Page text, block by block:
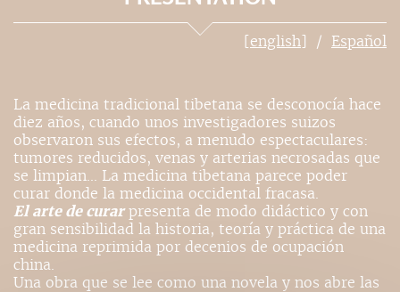
[english] Español
La medicina tradicional tibetana se desconocía hace
diez años, cuando unos investigadores suizos
observaron sus efectos, a menudo espectaculares:
tumores reducidos, venas y arterias necrosadas que
se limpian... La medicina tibetana parece poder
curar donde la medicina occidental fracasa.
El arte de curarpresenta de modo didáctico y con
gran sensibilidad la historia, teoría y práctica de una
medicina reprimida por decenios de ocupación
china.
Una obra que se lee como una novela y nos abre las